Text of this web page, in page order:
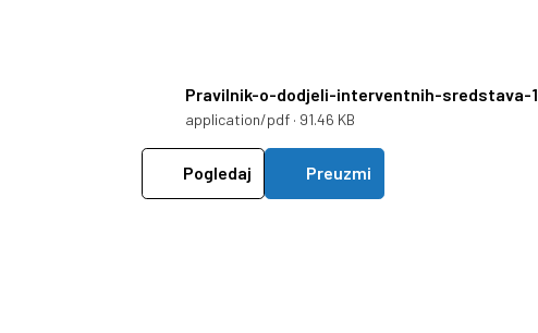
Pravilnik-o-dodjeli-interventnih-sredstava-1
application/pdf · 91.46 KB
Pogledaj Preuzmi